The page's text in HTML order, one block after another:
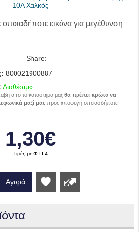
εικόνα για μεγέθυνση
Share:
800021900887
Διαθέσιμο
από το κατάστημά μας θα πρέπει πρώτα να
μαζί μας προς αποφυγή οποιασδήποτε
1,30€
Τιμές με Φ.Π.Α
Αγορά Wishlist